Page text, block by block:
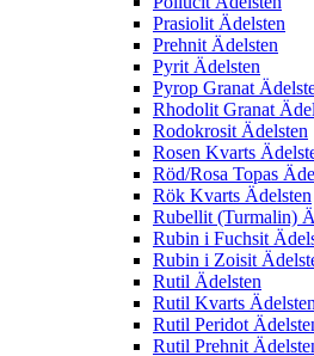
Prasiolit Ädelsten
Prehnit Ädelsten
Pyrit Ädelsten
Pyrop Granat
Rhodolit Granat
Rodokrosit Ädelsten
Rosen Kvarts
Röd/Rosa Topas
Rök Kvarts Ädelsten
Rubellit (Turmalin)
Rubin i Fuchsit
Rubin i Zoisit
Rutil Ädelsten
Rutil Kvarts
Rutil Peridot
Rutil Prehnit